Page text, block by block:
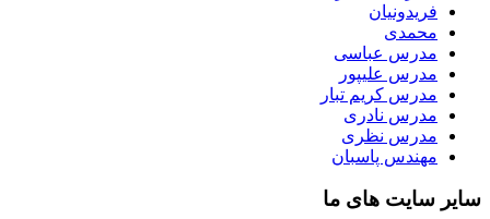
فریدونیان
محمدی
مدرس عباسی
مدرس علیپور
مدرس کریم تبار
مدرس نادری
مدرس نظری
مهندس پاسبان
سایر سایت های ما